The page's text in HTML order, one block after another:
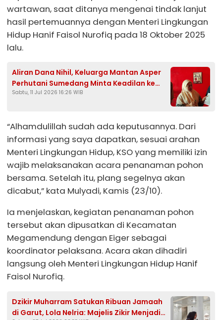
wartawan, saat ditanya mengenai tindak lanjut
hasil pertemuannya dengan Menteri Lingkungan
Hidup Hanif Faisol Nurofiq pada 18 Oktober 2025
lalu.
Aliran Dana Nihil, Keluarga Mantan Asper
Perhutani Sumedang Minta Keadilan ke
Presiden Prabowo
Sabtu, 11 Jul 2026 16:26 WIB
“Alhamdulillah sudah ada keputusannya. Dari
informasi yang saya dapatkan, sesuai arahan
Menteri Lingkungan Hidup, KSO yang memiliki izin
wajib melaksanakan acara penanaman pohon
bersama. Setelah itu, plang segelnya akan
dicabut,” kata Mulyadi, Kamis (23/10).
Ia menjelaskan, kegiatan penanaman pohon
tersebut akan dipusatkan di Kecamatan
Megamendung dengan Eiger sebagai
koordinator pelaksana. Acara akan dihadiri
langsung oleh Menteri Lingkungan Hidup Hanif
Faisol Nurofiq.
Dzikir Muharram Satukan Ribuan Jamaah
di Garut, Lola Nelria: Majelis Zikir Menjadi